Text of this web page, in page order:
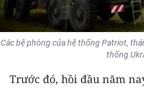
Y TẾ
KHOA HỌC - CÔNG NGHỆ
Các bệ phóng của hệ thống Patriot,
thống
Trước đó, hồi đầu năm